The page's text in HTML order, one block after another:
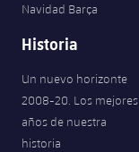
Navidad Barça
Historia
Un nuevo horizonte
2008-20. Los mejores
años de nuestra
historia